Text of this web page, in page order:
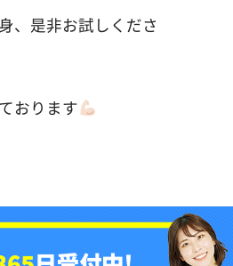
、是非お試しくださ
おります